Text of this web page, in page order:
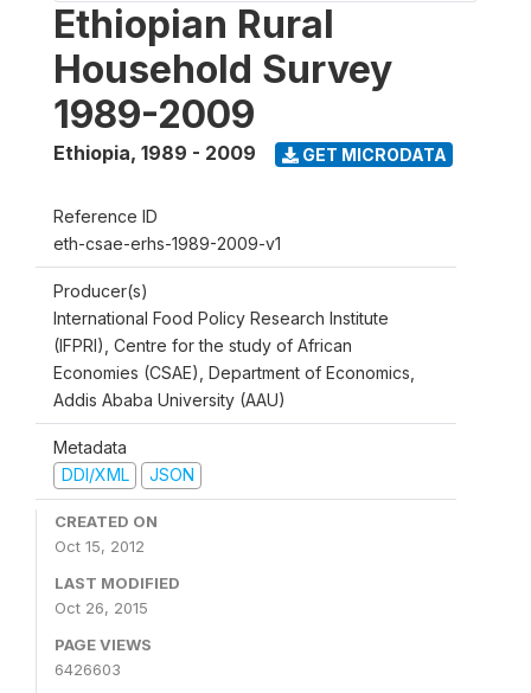
Ethiopian Rural
Household Survey
1989-2009
Ethiopia, 1989 - 2009 GET MICRODATA
Reference ID
eth-csae-erhs-1989-2009-v1
Producer(s)
International Food Policy Research Institute
(IFPRI), Centre for the study of African
Economies (CSAE), Department of Economics,
Addis Ababa University (AAU)
Metadata
DDI/XML
JSON
CREATED ON
Oct 15, 2012
LAST MODIFIED
Oct 26, 2015
PAGE VIEWS
6426603